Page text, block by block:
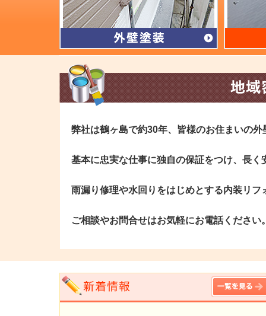
弊社は鶴ヶ島で約30年、皆様のお住まいの
基本に忠実な仕事に独自の保証をつけ、長
雨漏り修理や水回りをはじめとする内装リフ
ご相談やお問合せはお気軽にお電話ください